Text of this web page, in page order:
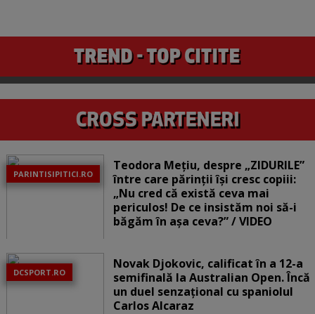
PARINTISIPITICI.RO
Teodora Mețiu, despre „ZIDURILE”
între care părinții își cresc copiii:
„Nu cred că există ceva mai
periculos! De ce insistăm noi să-i
băgăm în așa ceva?” / VIDEO
DCSPORT.RO
Novak Djokovic, calificat în a 12-a
semifinală la Australian Open. Încă
un duel senzațional cu spaniolul
Carlos Alcaraz